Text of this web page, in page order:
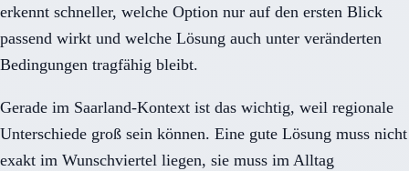
erkennt schneller, welche Option nur auf den ersten Blick
passend wirkt und welche Lösung auch unter veränderten
Bedingungen tragfähig bleibt.
Gerade im Saarland-Kontext ist das wichtig, weil regionale
Unterschiede groß sein können. Eine gute Lösung muss nicht
exakt im Wunschviertel liegen, sie muss im Alltag